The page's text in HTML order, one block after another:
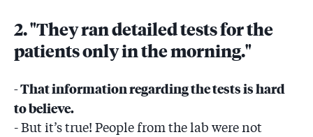
2. "They ran detailed tests for the
patients only in the morning."
- That information regarding the tests is hard
to believe.
- But it’s true! People from the lab were not